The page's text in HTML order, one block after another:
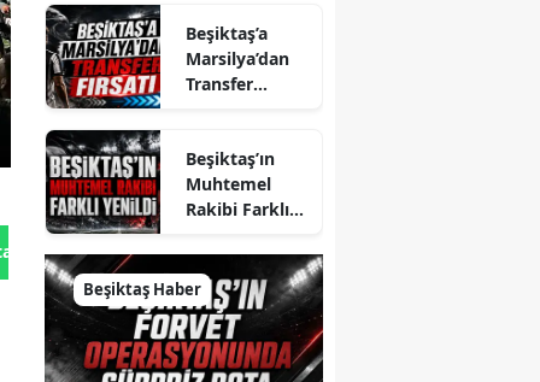
Gönder
Beşiktaş’a
Marsilya’dan
Transfer
Beşiktaş’ın
Muhtemel
Rakibi Farklı
Beşiktaş Haber